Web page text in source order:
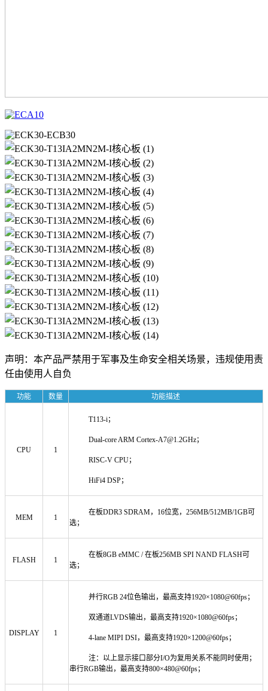
声明：本产品严禁用于军事及生命安全相关场景，违规使用责
任由使用人自负
功能 数量 功能描述
CPU 1
T113-i；
Dual-core ARM Cortex-A7@1.2GHz；
RISC-V CPU；
HiFi4 DSP；
MEM 1
在板DDR3 SDRAM，16位宽，256MB/512MB/1GB可
选；
FLASH 1
在板8GB eMMC / 在板256MB SPI NAND FLASH可
选；
DISPLAY 1
并行RGB 24位色输出，最高支持1920×1080@60fps；
双通道LVDS输出，最高支持1920×1080@60fps；
4-lane MIPI DSI，最高支持1920×1200@60fps；
注：以上显示接口部分I/O为复用关系不能同时使用；
串行RGB输出，最高支持800×480@60fps；